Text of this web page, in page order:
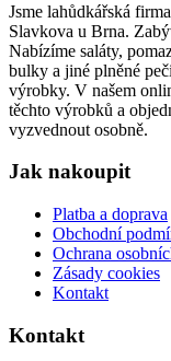
Jsme lahůdkářská
Slavkova u Brna.
Nabízíme saláty,
bulky a jiné plněné
výrobky. V našem
těchto výrobků a
vyzvednout osobně.
Jak nakoupit
Platba a doprava
Obchodní
Ochrana
Zásady cookies
Kontakt
Kontakt